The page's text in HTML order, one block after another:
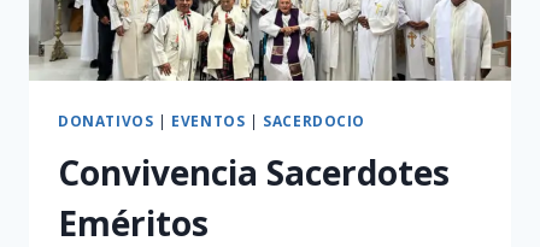
DONATIVOS | EVENTOS | SACERDOCIO
Convivencia Sacerdotes
Eméritos